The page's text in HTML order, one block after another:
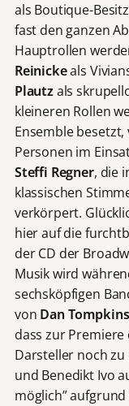
als Boutique-
fast den ganzen
Hauptrollen
Reinickeals
Plautzals
kleineren Rollen
Ensemble
Personen im
Steffi Regner, die
klassischen
verkörpert.
hier auf die
der CD der
Musik wird
sechsköpfigen
von Dan
dass zur
Darsteller noch
und Benedikt Ivo
möglich”